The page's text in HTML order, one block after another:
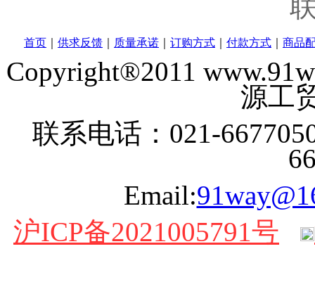
首页 供求反馈 质量承诺 订购方式 付款方式 商品
Copyright®2011
源工
联系电话：021-
Email:
沪ICP备2021005791号